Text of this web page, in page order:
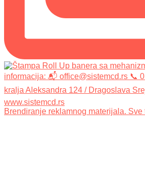
Brendiranje reklamnog materijala. Sve